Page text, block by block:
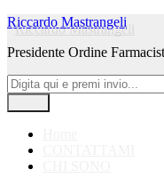
Vai
al
contenuto
Riccardo Mastrangeli
Presidente Ordine
Facebook
Twitter
LinkedIn
Instagram
Email
RSS
Cerca
Cerca: